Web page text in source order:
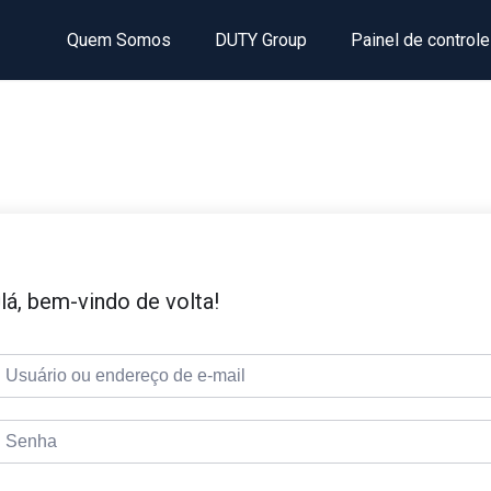
Quem Somos DUTY Group Painel de controle
bem-vindo de volta!